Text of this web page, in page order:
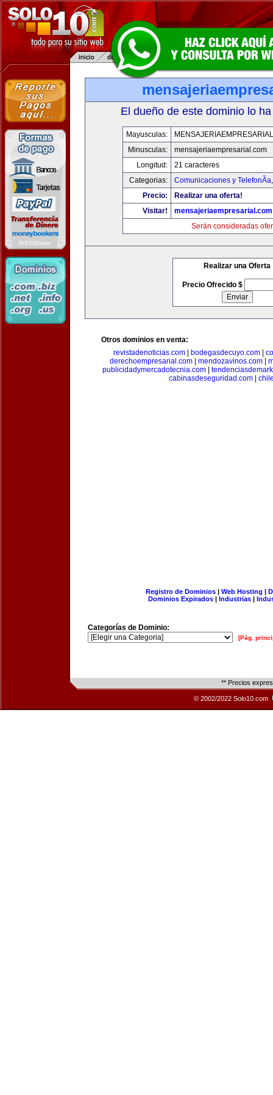
El dueño de este dominio lo
Mayusculas:
Minusculas:
mensajeriaempresarial.com
Longitud:
21 caracteres
Categorias:
Comunicaciones y TelefonÃ­a
Precio:
Realizar una oferta!
Visitar!
mensajeriaempresarial.com
Serán consideradas
Realizar una Oferta
Precio Ofrecido $
Otros dominios en venta:
revistadenoticias.com
bodegasdecuyo.com
derechoempresarial.com
mendozavinos.com
publicidadymercadotecnia.com|
cabinasdeseguridad.com
Registro de Dominios| Web Hosting |
Dominios Expirados | Industrias |
Categorías de Dominio:
[Pág.
** Precios
© 2002/2022 Solo10.com